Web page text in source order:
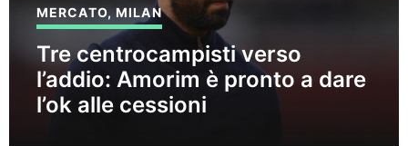
MERCATO,MILAN
Tre centrocampisti verso
l’addio: Amorim è pronto a dare
l’ok alle cessioni